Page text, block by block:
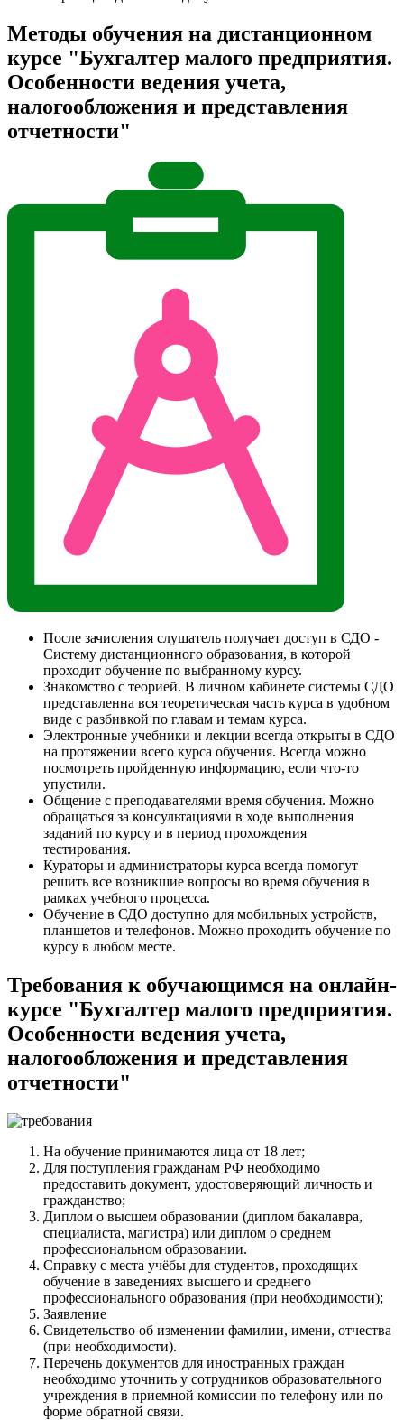
Методы обучения на дистанционном
курсе "Бухгалтер малого предприятия.
Особенности ведения учета,
налогообложения и представления
отчетности"
После зачисления слушатель получает доступ в СДО -
Систему дистанционного образования, в которой
проходит обучение по выбранному курсу.
Знакомство с теорией. В личном кабинете системы СДО
представленна вся теоретическая часть курса в удобном
виде с разбивкой по главам и темам курса.
Электронные учебники и лекции всегда открыты в СДО
на протяжении всего курса обучения. Всегда можно
посмотреть пройденную информацию, если что-то
упустили.
Общение с преподавателями время обучения. Можно
обращаться за консультациями в ходе выполнения
заданий по курсу и в период прохождения
тестирования.
Кураторы и администраторы курса всегда помогут
решить все возникшие вопросы во время обучения в
рамках учебного процесса.
Обучение в СДО доступно для мобильных устройств,
планшетов и телефонов. Можно проходить обучение по
курсу в любом месте.
Требования к обучающимся на онлайн-
курсе "Бухгалтер малого предприятия.
Особенности ведения учета,
налогообложения и представления
отчетности"
На обучение принимаются лица от 18 лет;
Для поступления гражданам РФ необходимо
предоставить документ, удостоверяющий личность и
гражданство;
Диплом о высшем образовании (диплом бакалавра,
специалиста, магистра) или диплом о среднем
профессиональном образовании.
Справку с места учёбы для студентов, проходящих
обучение в заведениях высшего и среднего
профессионального образования (при необходимости);
Заявление
Свидетельство об изменении фамилии, имени, отчества
(при необходимости).
Перечень документов для иностранных граждан
необходимо уточнить у сотрудников образовательного
учреждения в приемной комиссии по телефону или по
форме обратной связи.